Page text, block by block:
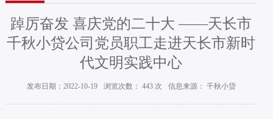
踔厉奋发 喜庆党的二十大 ——天长市
千秋小贷公司党员职工走进天长市新时
代文明实践中心
发布日期：2022-10-19 浏览次数： 443次 信息来源： 千秋小贷